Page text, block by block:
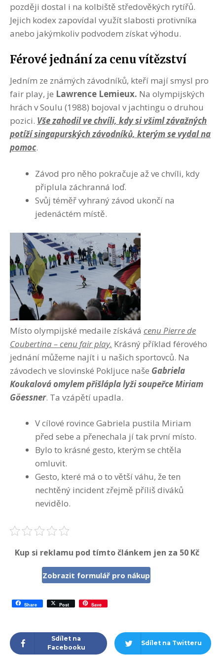
později dostal i na kolbiště středověkých rytířů.
Jejich kodex zapovídal využít slabosti protivníka
anebo jakýmkoliv podvodem získat výhodu.
Férové jednání za cenu vítězství
Jedním ze známých závodníků, kteří mají smysl pro
fair play, je Lawrence Lemieux. Na olympijských
hrách v Soulu (1988) bojoval v jachtingu o druhou
pozici. Vše zahodil ve chvíli, kdy si všiml závažných
potíží singapurských závodníků, kterým se vydal na
pomoc.
Závod pro něho pokračuje až ve chvíli, kdy
připlula záchranná loď.
Svůj téměř vyhraný závod ukončí na
jedenáctém místě.
Místo olympijské medaile získává cenu Pierre de
Coubertina – cenu fair play. Krásný příklad férového
jednání můžeme najít i u našich sportovců. Na
závodech ve slovinské Pokljuce naše Gabriela
Koukalová omylem přišlápla lyži soupeřce Miriam
Göessner. Ta vzápětí upadla.
V cílové rovince Gabriela pustila Miriam
před sebe a přenechala jí tak první místo.
Bylo to krásné gesto, kterým se chtěla
omluvit.
Gesto, které má o to větší váhu, že ten
nechtěný incident zřejmě příliš diváků
nevidělo.
Kup si reklamu pod tímto článkem jen za 50 Kč
Zobrazit formulář pro nákup
Share Post Save
Sdílet na
Facebooku
Sdílet na Twitteru